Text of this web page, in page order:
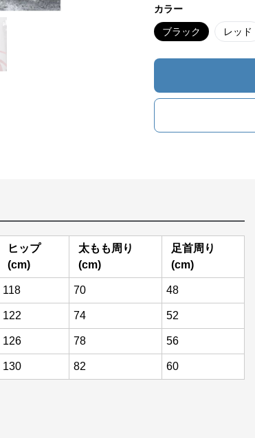
カラー
ブラック レッド
ヒップ
(cm)
太もも周り
(cm)
足首周り
(cm)
118 70 48
122 74 52
126 78 56
130 82 60